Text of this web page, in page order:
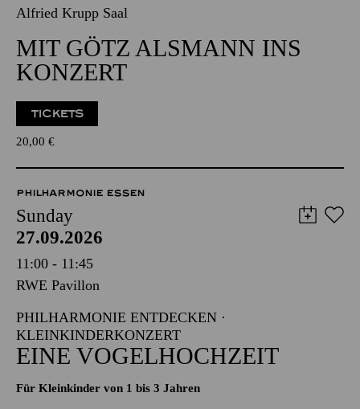
Alfried Krupp Saal
MIT GÖTZ ALSMANN INS
KONZERT
TICKETS
20,00 €
PHILHARMONIE ESSEN
Sunday
27.09.2026
11:00 - 11:45
RWE Pavillon
PHILHARMONIE ENTDECKEN ·
KLEINKINDERKONZERT
EINE VOGELHOCHZEIT
Für Kleinkinder von 1 bis 3 Jahren